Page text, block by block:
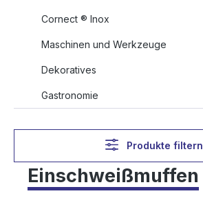
Cornect ® Inox
Maschinen und Werkzeuge
Dekoratives
Gastronomie
Produkte filtern
Einschweißmuffen